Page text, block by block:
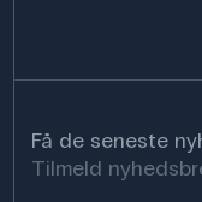
Få de seneste
Tilmeld